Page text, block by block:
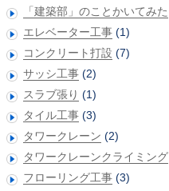
「建築部」のことかいてみた
エレベーター工事 (1)
コンクリート打設 (7)
サッシ工事 (2)
スラブ張り (1)
タイル工事 (3)
タワークレーン (2)
タワークレーンクライミング
フローリング工事 (3)